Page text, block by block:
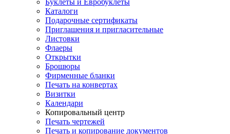
Каталоги
Подарочные сертификаты
Приглашения и пригласительные
Листовки
Флаеры
Открытки
Брошюры
Фирменные бланки
Печать на конвертах
Визитки
Календари
Копировальный центр
Печать чертежей
Печать и копирование документов